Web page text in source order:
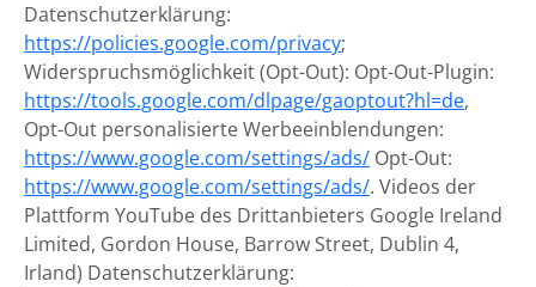
Datenschutzerklärung:
https://policies.google.com/privacy;
Widerspruchsmöglichkeit (Opt-Out): Opt-Out-Plugin:
https://tools.google.com/dlpage/gaoptout?hl=de,
Opt-Out personalisierte Werbeeinblendungen:
https://www.google.com/settings/ads/ Opt-Out:
https://www.google.com/settings/ads/. Videos der
Plattform YouTube des Drittanbieters Google Ireland
Limited, Gordon House, Barrow Street, Dublin 4,
Irland) Datenschutzerklärung: